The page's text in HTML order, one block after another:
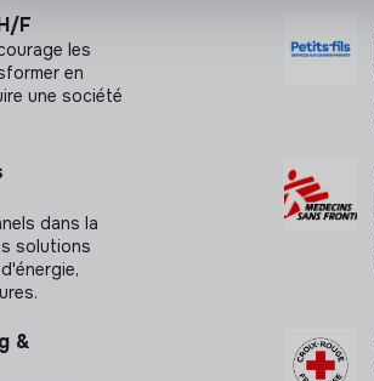
F
les
en
une société
dans la
solutions
&